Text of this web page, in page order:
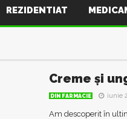
REZIDENTIAT
Creme și
DIN FARMACIE iunie
Am descoperit în